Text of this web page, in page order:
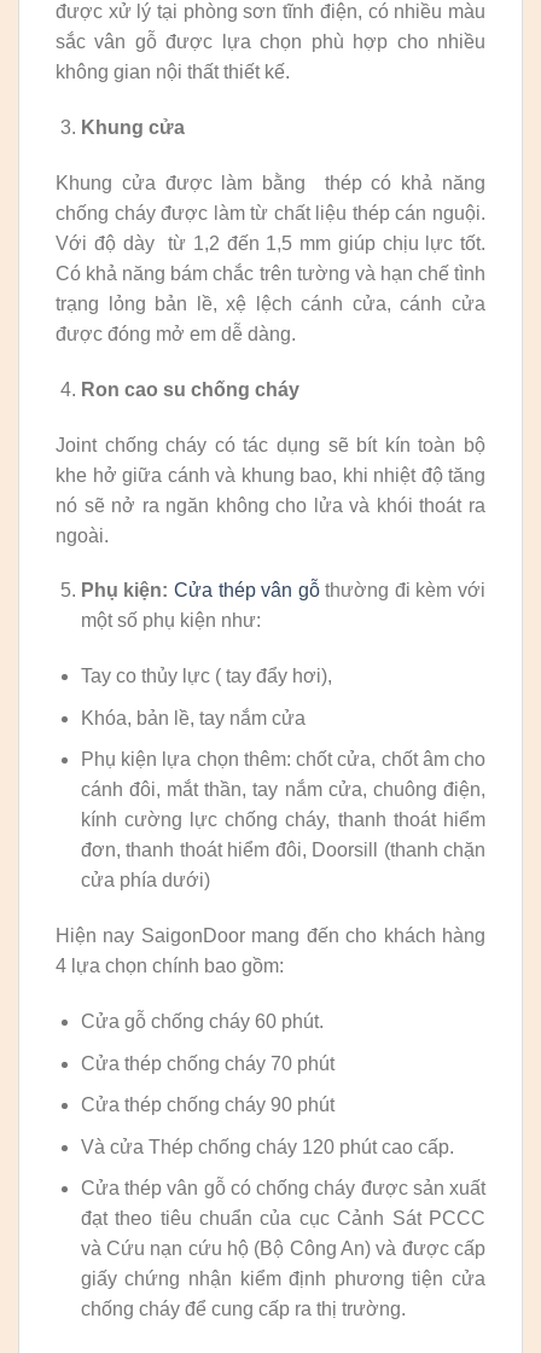
được xử lý tại phòng sơn tĩnh điện, có nhiều màu
sắc vân gỗ được lựa chọn phù hợp cho nhiều
không gian nội thất thiết kế.
Khung cửa
Khung cửa được làm bằng thép có khả năng
chống cháy được làm từ chất liệu thép cán nguội.
Với độ dày từ 1,2 đến 1,5 mm giúp chịu lực tốt.
Có khả năng bám chắc trên tường và hạn chế tình
trạng lỏng bản lề, xệ lệch cánh cửa, cánh cửa
được đóng mở em dễ dàng.
Ron cao su chống cháy
Joint chống cháy có tác dụng sẽ bít kín toàn bộ
khe hở giữa cánh và khung bao, khi nhiệt độ tăng
nó sẽ nở ra ngăn không cho lửa và khói thoát ra
ngoài.
Phụ kiện: Cửa thép vân gỗthường đi kèm với
một số phụ kiện như:
Tay co thủy lực ( tay đẩy hơi),
Khóa, bản lề, tay nắm cửa
Phụ kiện lựa chọn thêm: chốt cửa, chốt âm cho
cánh đôi, mắt thần, tay nắm cửa, chuông điện,
kính cường lực chống cháy, thanh thoát hiểm
đơn, thanh thoát hiểm đôi, Doorsill (thanh chặn
cửa phía dưới)
Hiện nay SaigonDoor mang đến cho khách hàng
4 lựa chọn chính bao gồm:
Cửa gỗ chống cháy 60 phút.
Cửa thép chống cháy 70 phút
Cửa thép chống cháy 90 phút
Và cửa Thép chống cháy 120 phút cao cấp.
Cửa thép vân gỗ có chống cháy được sản xuất
đạt theo tiêu chuẩn của cục Cảnh Sát PCCC
và Cứu nạn cứu hộ (Bộ Công An) và được cấp
giấy chứng nhận kiểm định phương tiện cửa
chống cháy để cung cấp ra thị trường.